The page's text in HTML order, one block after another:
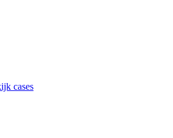
cases